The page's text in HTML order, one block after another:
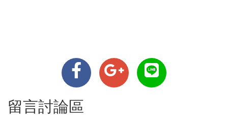
留言討論區